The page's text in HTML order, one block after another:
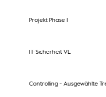
Projekt Phase I
IT-Sicherheit VL
Controlling - Ausgewählte